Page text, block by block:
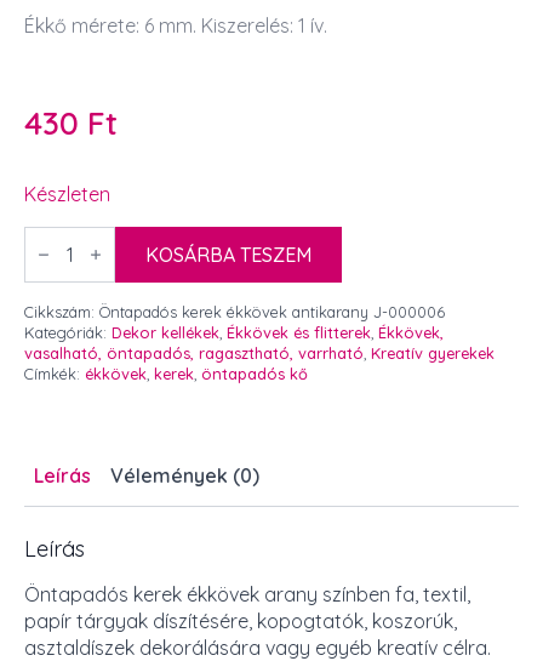
Ékkő mérete: 6 mm. Kiszerelés: 1 ív.
430 Ft
Készleten
Öntapadós
kerek
mennyiség
KOSÁRBA TESZEM
Cikkszám: Öntapadós kerek ékkövek antikarany J-000006
Kategóriák: Dekor kellékek Ékkövek és flitterek Ékkövek,
vasalható, öntapadós, ragasztható, varrható Kreatív gyerekek
Címkék: ékkövek kerek öntapadós kő
Leírás Vélemények (0)
Leírás
Öntapadós kerek ékkövek arany színben fa, textil,
papír tárgyak díszítésére, kopogtatók, koszorúk,
asztaldíszek dekorálására vagy egyéb kreatív célra.